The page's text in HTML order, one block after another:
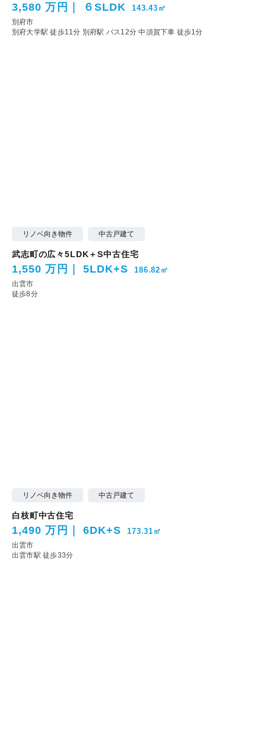
3,580 万円 ６SLDK 143.43㎡
別府市
別府大学駅 徒歩11分 別府駅 バス12分 中須賀下車 徒歩1分
リノベ向き物件 中古戸建て
武志町の広々5LDK＋S中古住宅
1,550 万円 5LDK+S 186.82㎡
出雲市
徒歩8分
リノベ向き物件 中古戸建て
白枝町中古住宅
1,490 万円 6DK+S 173.31㎡
出雲市
出雲市駅 徒歩33分